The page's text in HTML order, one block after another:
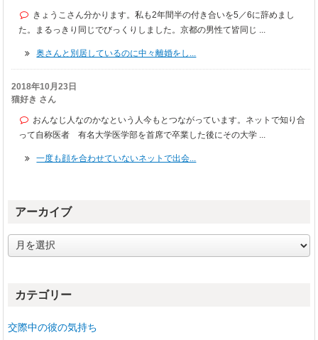
きょうこさん分かります。私も2年間半の付き合いを5／6に辞めまし
た。まるっきり同じでびっくりしました。京都の男性て皆同じ ...
奥さんと別居しているのに中々離婚をし...
2018年10月23日
猫好き さん
おんなじ人なのかなという人今もとつながっています。ネットで知り合
って自称医者 有名大学医学部を首席で卒業した後にその大学 ...
一度も顔を合わせていないネットで出会...
アーカイブ
ー
ブカテゴリー
交際中の彼の気持ち